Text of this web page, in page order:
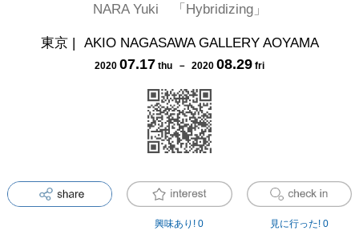
NARA Yuki 「Hybridizing」
東京| AKIO NAGASAWA GALLERY AOYAMA
2020 07.17 thu － 2020 08.29 fri
興味あり! 0 見に行った! 0